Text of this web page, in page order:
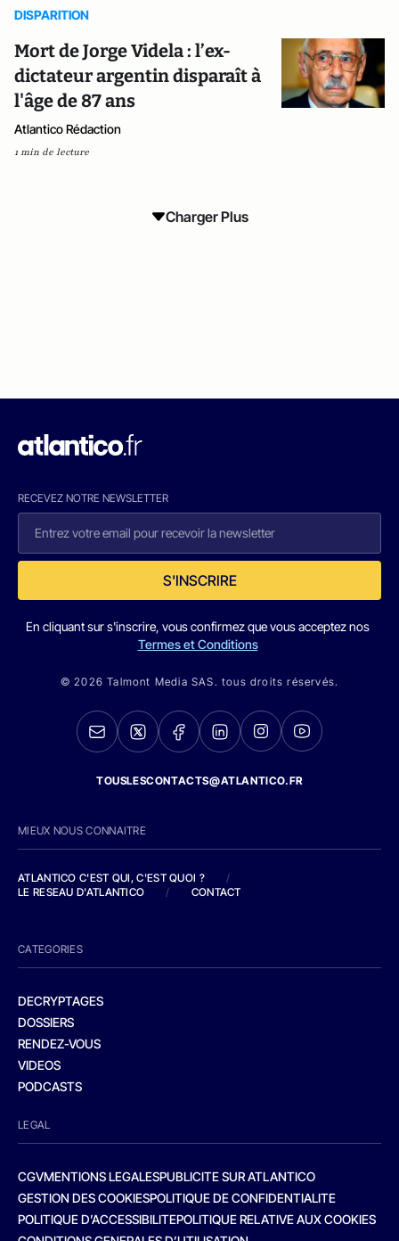
DISPARITION
Mort de Jorge Videla : l’ex-
dictateur argentin disparaît à
l'âge de 87 ans
Atlantico Rédaction
1 min de lecture
Charger Plus
RECEVEZ NOTRE NEWSLETTER
S'INSCRIRE
En cliquant sur s'inscrire, vous confirmez que vous acceptez nos
Termes et Conditions
© 2026 Talmont Media SAS. tous droits réservés.
TOUSLESCONTACTS@ATLANTICO.FR
MIEUX NOUS CONNAITRE
ATLANTICO C'EST QUI, C'EST QUOI ?
/
LE RESEAU D'ATLANTICO
/ CONTACT
CATEGORIES
DECRYPTAGES
DOSSIERS
RENDEZ-VOUS
VIDEOS
PODCASTS
LEGAL
CGVMENTIONS LEGALESPUBLICITE SUR ATLANTICO
GESTION DES COOKIESPOLITIQUE DE CONFIDENTIALITE
POLITIQUE D’ACCESSIBILITEPOLITIQUE RELATIVE AUX COOKIES